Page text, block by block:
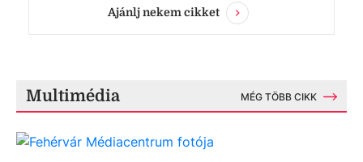
Ajánlj nekem cikket
Multimédia MÉG TÖBB CIKK